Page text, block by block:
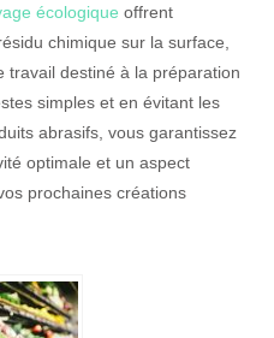
écologique offrent
chimique sur la surface,
travail destiné à la préparation
simples et en évitant les
abrasifs, vous garantissez
optimale et un aspect
prochaines créations